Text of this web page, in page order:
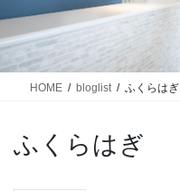
HOME bloglist ふくらはぎ
ふくらはぎ